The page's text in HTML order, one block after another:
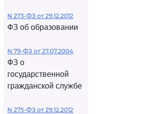
N 273-ФЗ от 29.12.2012
ФЗ об образовании
N 79-ФЗ от 27.07.2004
ФЗ о
государственной
гражданской службе
N 275-ФЗ от 29.12.2012